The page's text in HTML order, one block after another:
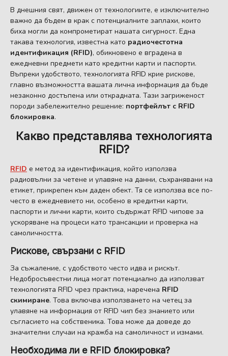
В днешния свят, движен от технологиите, е изключително
важно да бъдем в крак с потенциалните заплахи, които
биха могли да компрометират нашата сигурност. Една
такава технология, известна като радиочестотна
идентификация (RFID), обикновено е вградена в
ежедневни предмети като кредитни карти и паспорти.
Въпреки удобството, технологията RFID крие рискове,
главно възможността вашата лична информация да бъде
незаконно достъпена или открадната. Тази загриженост
породи забележително решение: портфейлът с RFID
блокировка.
Какво представлява технологията
RFID?
RFID е метод за идентификация, който използва
радиовълни за четене и улавяне на данни, съхранявани на
етикет, прикрепен към даден обект. Тя се използва все по-
често в ежедневието ни, особено в кредитни карти,
паспорти и лични карти, които съдържат RFID чипове за
ускоряване на процеси като трансакции и проверка на
самоличността.
Рискове, свързани с RFID
За съжаление, с удобството често идва и рискът.
Недобросъвестни лица могат потенциално да използват
технологията RFID чрез практика, наречена RFID
скимиране. Това включва използването на четец за
улавяне на информация от RFID чип без знанието или
съгласието на собственика. Това може да доведе до
значителни случаи на кражба на самоличност и измами.
Необходима ли е RFID блокировка?